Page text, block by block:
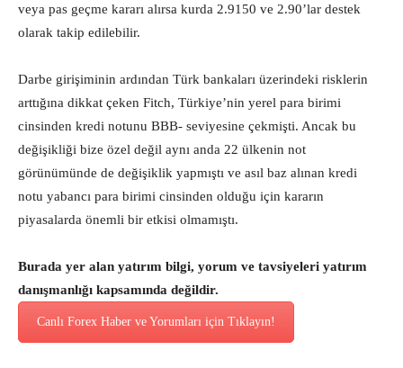
veya pas geçme kararı alırsa kurda 2.9150 ve 2.90’lar destek
olarak takip edilebilir.
Darbe girişiminin ardından Türk bankaları üzerindeki risklerin
arttığına dikkat çeken Fitch, Türkiye’nin yerel para birimi
cinsinden kredi notunu BBB- seviyesine çekmişti. Ancak bu
değişikliği bize özel değil aynı anda 22 ülkenin not
görünümünde de değişiklik yapmıştı ve asıl baz alınan kredi
notu yabancı para birimi cinsinden olduğu için kararın
piyasalarda önemli bir etkisi olmamıştı.
Burada yer alan yatırım bilgi, yorum ve tavsiyeleri yatırım
danışmanlığı kapsamında değildir.
Canlı Forex Haber ve Yorumları için Tıklayın!